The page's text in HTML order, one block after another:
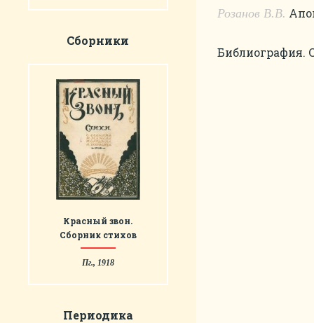
Сборники
Красный звон.
Сборник стихов
Пг., 1918
Периодика
Розанов В.В.
Библиография.